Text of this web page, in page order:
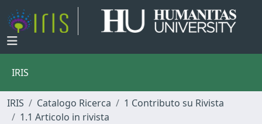
IRIS
IRIS Catalogo Ricerca
1 Contributo su Rivista
1.1 Articolo in rivista